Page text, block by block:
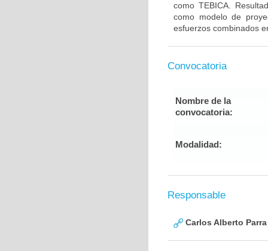
como TEBICA.
como modelo de
esfuerzos combinados
Convocatoria
Nombre de la
convocatoria:
Modalidad:
Responsable
Carlos Alberto